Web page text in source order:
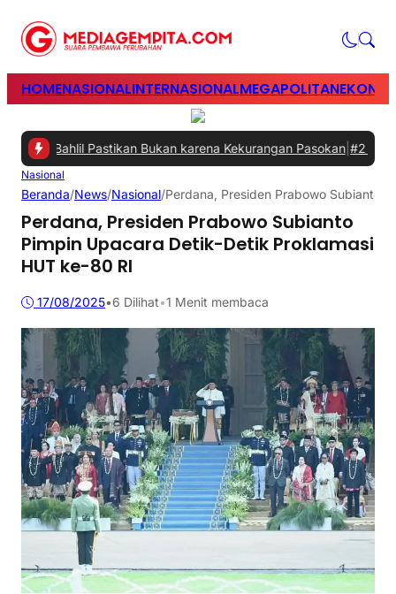
HOMENASIONALINTERNASIONALMEGAPOLITAN
Bahlil Pastikan Bukan karena Kekurangan Pasokan|#2 -
Nasional
Beranda/News/Nasional/Perdana, Presiden Prabowo Subianto
Perdana, Presiden Prabowo Subianto
Pimpin Upacara Detik-Detik Proklamasi
HUT ke-80 RI
17/08/2025•6 Dilihat•1 Menit membaca